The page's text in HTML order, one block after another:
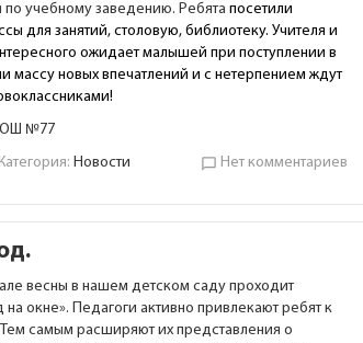
учебному заведению. Ребята посетили
для занятий, столовую, библиотеку. Учителя и
ожидает малышей при поступлении в
массу новых впечатлений и с нетерпением ждут
№77
Категория:Новости chat_bubble_outline Нет комментариев
весны в нашем детском саду проходит
окне». Педагоги активно привлекают ребят к
самым расширяют их представления о